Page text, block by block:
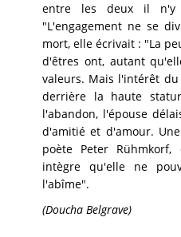
entre les deux il
"L'engagement ne se
mort, elle écrivait : "La
d'êtres ont, autant
valeurs. Mais l'intérêt
derrière la haute
l'abandon, l'épouse
d'amitié et d'amour.
poète Peter
intègre qu'elle ne
l'abîme".
(Doucha Belgrave)